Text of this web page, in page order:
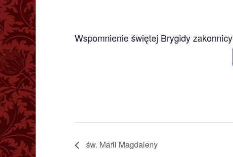
Wspomnienie świętej Brygidy zakonnicy
św. Marii Magdaleny